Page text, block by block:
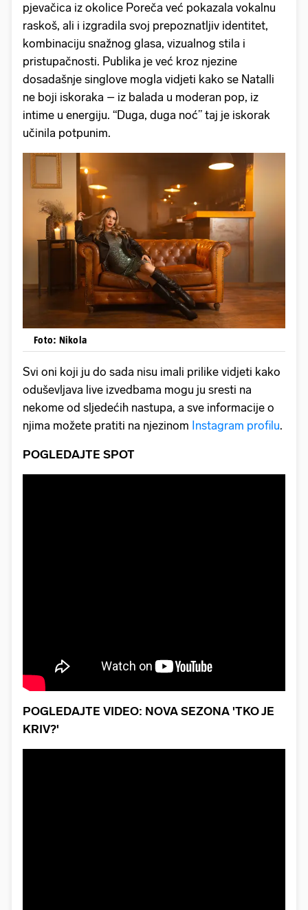
pjevačica iz okolice Poreča već pokazala vokalnu
raskoš, ali i izgradila svoj prepoznatljiv identitet,
kombinaciju snažnog glasa, vizualnog stila i
pristupačnosti. Publika je već kroz njezine
dosadašnje singlove mogla vidjeti kako se Natalli
ne boji iskoraka – iz balada u moderan pop, iz
intime u energiju. “Duga, duga noć” taj je iskorak
učinila potpunim.
Foto: Nikola
Svi oni koji ju do sada nisu imali prilike vidjeti kako
oduševljava live izvedbama mogu ju sresti na
nekome od sljedećih nastupa, a sve informacije o
njima možete pratiti na njezinom Instagram profilu.
POGLEDAJTE SPOT
POGLEDAJTE VIDEO: NOVA SEZONA 'TKO JE
KRIV?'